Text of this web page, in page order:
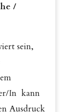
/
sein,
In kann
Ausdruck